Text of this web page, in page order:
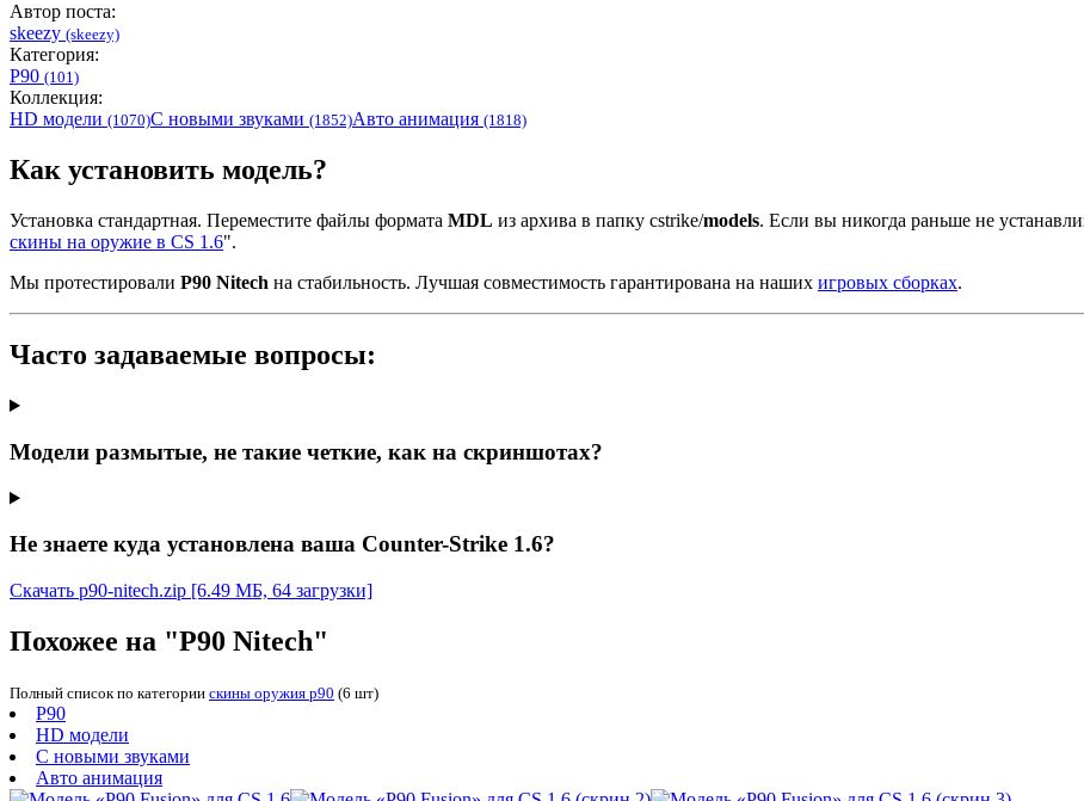
Автор поста:
skeezy (skeezy)
Категория:
P90 (101)
Коллекция:
HD модели (1070)С новыми звуками (1852)Авто анимация (1818)
Как установить модель?
Установка стандартная. Переместите файлы формата MDL из архива в папку cstrike/models. Если вы никогда раньше не
скины на оружие в CS 1.6".
Мы протестировали P90 Nitech на стабильность. Лучшая совместимость гарантирована на наших игровых сборках.
Часто задаваемые вопросы:
Модели размытые, не такие четкие, как на скриншотах?
Не знаете куда установлена ваша Counter-Strike 1.6?
Скачать p90-nitech.zip [6.49 МБ, 64 загрузки]
Похожее на "P90 Nitech"
Полный список по категории скины оружия p90 (6 шт)
P90
HD модели
С новыми звуками
Авто анимация